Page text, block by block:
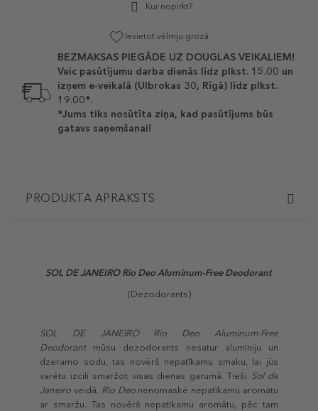
Kur nopirkt?
Ievietot vēlmju grozā
BEZMAKSAS PIEGĀDE UZ DOUGLAS VEIKALIEM!
Veic pasūtījumu darba dienās līdz plkst. 15.00 un
izņem e-veikalā (Ulbrokas 30, Rīgā) līdz plkst.
19.00*.
*Jums tiks nosūtīta ziņa, kad pasūtījums būs
gatavs saņemšanai!
PRODUKTA APRAKSTS
SOL DE JANEIRORio Deo Aluminum-Free Deodorant
(Dezodorants)
SOL DE JANEIRORio Deo Aluminum-Free
Deodorant mūsu dezodorants nesatur alumīniju un
dzeramo sodu, tas novērš nepatīkamu smaku, lai jūs
varētu izcili smaržot visas dienas garumā. Tieši Sol de
Janeiro veidā. Rio Deonenomaskē nepatīkamu aromātu
ar smaržu. Tas novērš nepatīkamu aromātu, pēc tam